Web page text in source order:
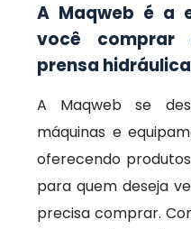
A Maqweb é a
você
prensa
A Maqweb se
máquinas e
oferecendo
para quem deseja
precisa comprar.